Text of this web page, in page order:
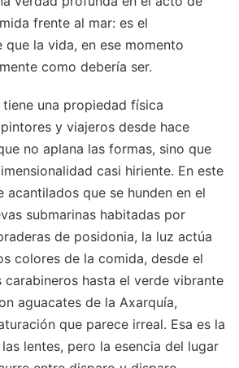
frente al mar: es el
la vida, en ese momento
como debería ser.
una propiedad física
y viajeros desde hace
no aplana las formas, sino que
casi hiriente. En este
acantilados que se hunden en el
submarinas habitadas por
de posidonia, la luz actúa
colores de la comida, desde el
hasta el verde vibrante
aguacates de la Axarquía,
que parece irreal. Esa es la
lentes, pero la esencia del lugar